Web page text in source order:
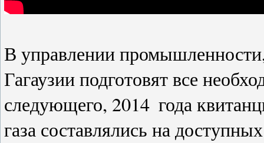
В управлении промышленности,
Гагаузии подготовят все
следующего, 2014 года
газа составлялись на